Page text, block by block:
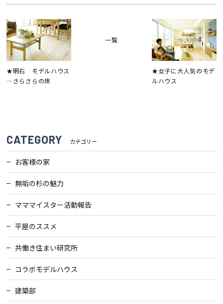
★明石 モデルハウス
―さらさらの床
一覧
★女子に大人気のモデ
ルハウス
CATEGORY カテゴリー
お客様の家
無垢の杉の魅力
マママイスター活動報告
平屋のススメ
共働き住まい研究所
コラボモデルハウス
建築部